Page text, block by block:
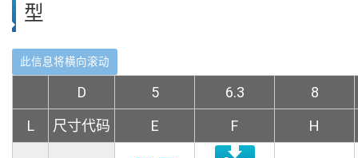
型
D 5 6.3
8
L
尺寸代码 E F H